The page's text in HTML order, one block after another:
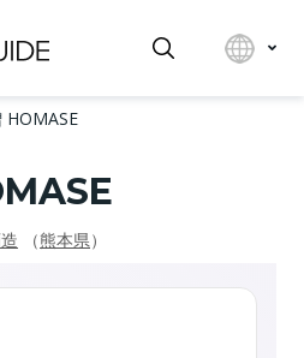
HOMASE
（熊本県）